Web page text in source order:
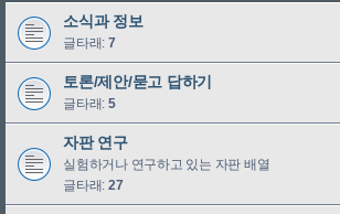
소식과 정보
글타래: 7
토론/제안/묻고 답하기
글타래: 5
자판 연구
실험하거나 연구하고 있는 자판 배열
글타래: 27